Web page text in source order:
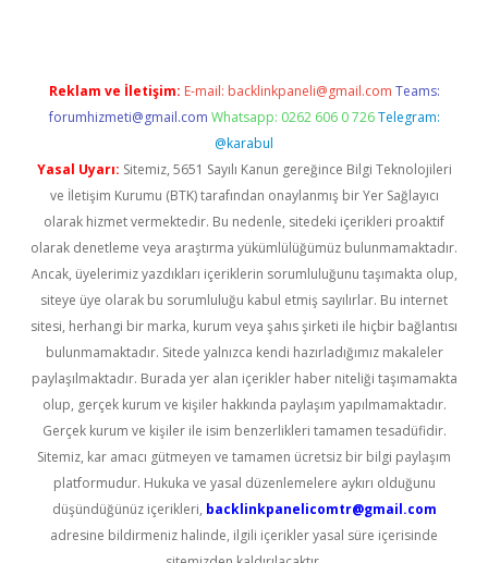
Reklam ve İletişim: E-mail: backlinkpaneli@gmail.com Teams:
forumhizmeti@gmail.com Whatsapp: 0262 606 0 726 Telegram:
@karabul
Yasal Uyarı: Sitemiz, 5651 Sayılı Kanun gereğince Bilgi Teknolojileri
ve İletişim Kurumu (BTK) tarafından onaylanmış bir Yer Sağlayıcı
olarak hizmet vermektedir. Bu nedenle, sitedeki içerikleri proaktif
olarak denetleme veya araştırma yükümlülüğümüz bulunmamaktadır.
Ancak, üyelerimiz yazdıkları içeriklerin sorumluluğunu taşımakta olup,
siteye üye olarak bu sorumluluğu kabul etmiş sayılırlar. Bu internet
sitesi, herhangi bir marka, kurum veya şahıs şirketi ile hiçbir bağlantısı
bulunmamaktadır. Sitede yalnızca kendi hazırladığımız makaleler
paylaşılmaktadır. Burada yer alan içerikler haber niteliği taşımamakta
olup, gerçek kurum ve kişiler hakkında paylaşım yapılmamaktadır.
Gerçek kurum ve kişiler ile isim benzerlikleri tamamen tesadüfidir.
Sitemiz, kar amacı gütmeyen ve tamamen ücretsiz bir bilgi paylaşım
platformudur. Hukuka ve yasal düzenlemelere aykırı olduğunu
düşündüğünüz içerikleri, backlinkpanelicomtr@gmail.com
adresine bildirmeniz halinde, ilgili içerikler yasal süre içerisinde